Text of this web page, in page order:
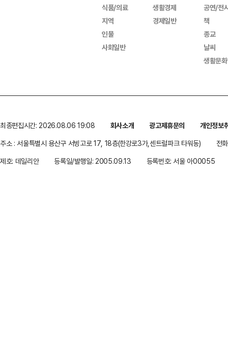
식품/의료
지역
인물
사회일반
생활경제
경제일반
공연/전
책
종교
날씨
생활문
최종편집시간: 2026.08.06 19:08 회사소개 광고제휴문의
개인정보
주소 : 서울특별시 용산구 서빙고로 17, 18층(한강로3가,센트럴파크 타워동)
전
제호: 데일리안
등록일/발행일: 2005.09.13 등록번호: 서울 아00055